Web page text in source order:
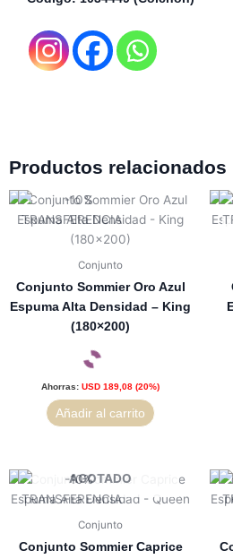
Productos relacionados
Conjunto
Conjunto Sommier Oro Azul
Espuma Alta Densidad – King
(180×200)
Ahorras: USD 189,08 (20%)
Añadir al carrito
AGOTADO
Conjunto
Conjunto Sommier Caprice